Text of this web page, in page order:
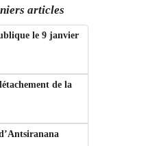
articles
le 9 janvier
de la